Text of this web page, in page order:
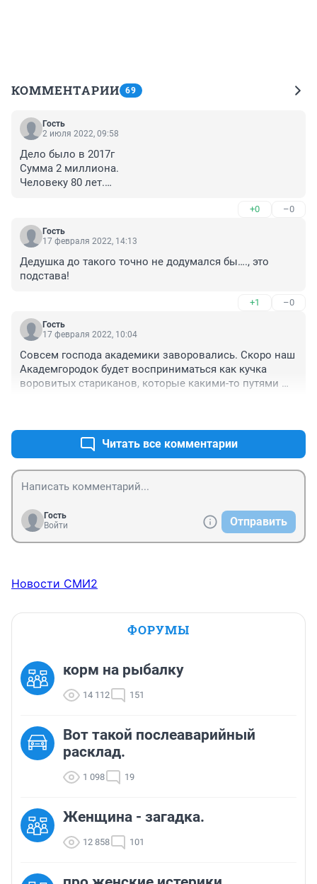
КОММЕНТАРИИ 69
Гость
2 июля 2022, 09:58
Дело было в 2017г
Сумма 2 миллиона.
Человеку 80 лет.
Люди,Вам не стыдно?!
Сколько денег украли при строительстве
Да сейчас даже разговоры об операции-госизмена!
Оставьте человека в покое!
+0 –0
Гость
17 февраля 2022, 14:13
Дедушка до такого точно не додумался бы…., это
подстава!
+1 –0
Гость
17 февраля 2022, 10:04
Совсем господа академики заворовались. Скоро наш
Академгородок будет восприниматься как кучка
воровитых стариканов, которые какими-то путями
Читать все комментарии
Гость
Войти
Отправить
Новости СМИ2
ФОРУМЫ
корм на рыбалку
14 112 151
Вот такой послеаварийный
расклад.
1 098 19
Женщина - загадка.
12 858 101